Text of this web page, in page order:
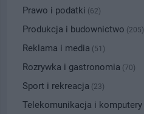
Prawo i podatki (62)
Produkcja i budownictwo (205)
Reklama i media (51)
Rozrywka i gastronomia (70)
Sport i rekreacja (23)
Telekomunikacja i komputery